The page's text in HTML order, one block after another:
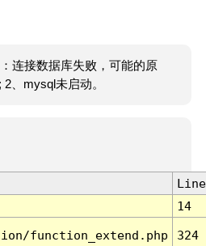
连接数据库失败，可能的原
、mysql未启动。
Line
14
function_extend.php 324